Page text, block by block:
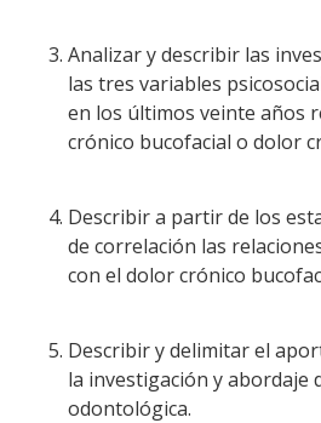
Analizar y describir las
las tres variables
en los últimos veinte años
crónico bucofacial o dolor
Describir a partir de los
de correlación las
con el dolor crónico
Describir y delimitar el
la investigación y abordaje
odontológica.